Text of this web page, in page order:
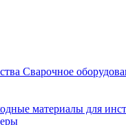
Сварочное
материалы для